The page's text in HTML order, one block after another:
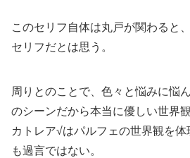
このセリフ自体は丸戸が関わると
セリフだとは思う。
周りとのことで、色々と悩みに悩
のシーンだから本当に優しい世界
カトレア√はパルフェの世界観を
も過言ではない。